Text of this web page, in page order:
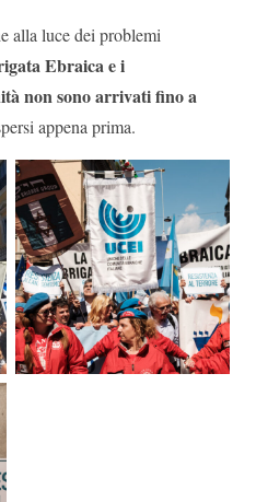
alla luce dei problemi
Ebraica e i
non sono arrivati fino a
appena prima.